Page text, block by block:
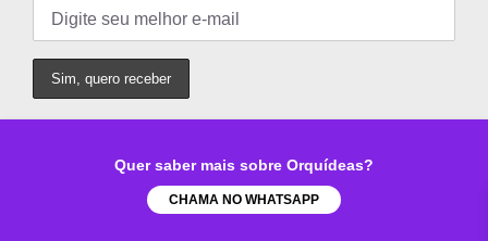
Quer saber mais sobre Orquídeas?
CHAMA NO WHATSAPP